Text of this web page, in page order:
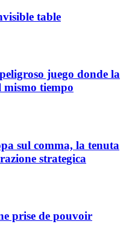
table
juego donde la
tiempo
sul comma, la tenuta
strategica
prise de pouvoir